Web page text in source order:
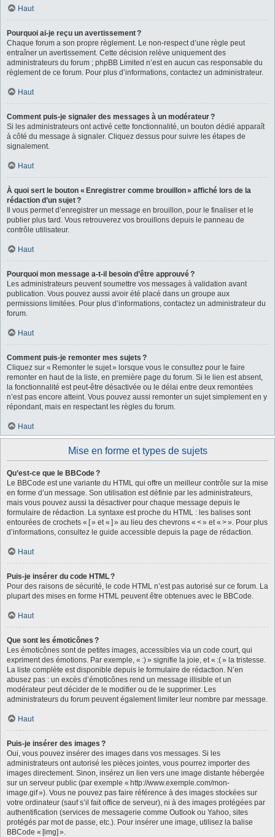
Haut
Pourquoi ai-je reçu un avertissement ?
Chaque forum a son propre règlement. Le non-respect d’une règle peut
entraîner un avertissement. Cette décision relève uniquement des
administrateurs du forum ; phpBB Limited n’est en aucun cas responsable du
règlement de ce forum. Pour plus d’informations, contactez un administrateur.
Haut
Comment puis-je signaler des messages à un modérateur ?
Si les administrateurs ont activé cette fonctionnalité, un bouton dédié apparaît
à côté du message à signaler. Cliquez dessus pour suivre les étapes de
signalement.
Haut
À quoi sert le bouton « Enregistrer comme brouillon » affiché lors de la
rédaction d’un sujet ?
Il vous permet d’enregistrer un message en brouillon, pour le finaliser et le
publier plus tard. Vous retrouverez vos brouillons depuis le panneau de
contrôle utilisateur.
Haut
Pourquoi mon message a-t-il besoin d’être approuvé ?
Les administrateurs peuvent soumettre vos messages à validation avant
publication. Vous pouvez aussi avoir été placé dans un groupe aux
permissions limitées. Pour plus d’informations, contactez un administrateur du
forum.
Haut
Comment puis-je remonter mes sujets ?
Cliquez sur « Remonter le sujet » lorsque vous le consultez pour le faire
remonter en haut de la liste, en première page du forum. Si le lien est absent,
la fonctionnalité est peut-être désactivée ou le délai entre deux remontées
n’est pas encore atteint. Vous pouvez aussi remonter un sujet simplement en y
répondant, mais en respectant les règles du forum.
Haut
Mise en forme et types de sujets
Qu’est-ce que le BBCode ?
Le BBCode est une variante du HTML qui offre un meilleur contrôle sur la mise
en forme d’un message. Son utilisation est définie par les administrateurs,
mais vous pouvez aussi la désactiver pour chaque message depuis le
formulaire de rédaction. La syntaxe est proche du HTML : les balises sont
entourées de crochets « [ » et « ] » au lieu des chevrons « < » et « > ». Pour plus
d’informations, consultez le guide accessible depuis la page de rédaction.
Haut
Puis-je insérer du code HTML ?
Pour des raisons de sécurité, le code HTML n’est pas autorisé sur ce forum. La
plupart des mises en forme HTML peuvent être obtenues avec le BBCode.
Haut
Que sont les émoticônes ?
Les émoticônes sont de petites images, accessibles via un code court, qui
expriment des émotions. Par exemple, « :) » signifie la joie, et « :( » la tristesse.
La liste complète est disponible depuis le formulaire de rédaction. N’en
abusez pas : un excès d’émoticônes rend un message illisible et un
modérateur peut décider de le modifier ou de le supprimer. Les
administrateurs du forum peuvent également limiter leur nombre par message.
Haut
Puis-je insérer des images ?
Oui, vous pouvez insérer des images dans vos messages. Si les
administrateurs ont autorisé les pièces jointes, vous pourrez importer des
images directement. Sinon, insérez un lien vers une image distante hébergée
sur un serveur public (par exemple « http://www.exemple.com/mon-
image.gif »). Vous ne pouvez pas faire référence à des images stockées sur
votre ordinateur (sauf s’il fait office de serveur), ni à des images protégées par
authentification (services de messagerie comme Outlook ou Yahoo, sites
protégés par mot de passe, etc.). Pour insérer une image, utilisez la balise
BBCode « [img] ».